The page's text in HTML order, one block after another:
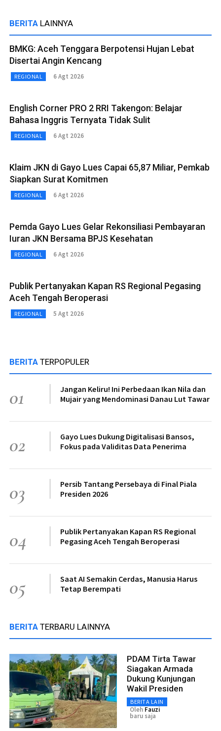
BERITA LAINNYA
BMKG: Aceh Tenggara Berpotensi Hujan Lebat
Disertai Angin Kencang
REGIONAL 6 Agt 2026
English Corner PRO 2 RRI Takengon: Belajar
Bahasa Inggris Ternyata Tidak Sulit
REGIONAL 6 Agt 2026
Klaim JKN di Gayo Lues Capai 65,87 Miliar, Pemkab
Siapkan Surat Komitmen
REGIONAL 6 Agt 2026
Pemda Gayo Lues Gelar Rekonsiliasi Pembayaran
Iuran JKN Bersama BPJS Kesehatan
REGIONAL 6 Agt 2026
Publik Pertanyakan Kapan RS Regional Pegasing
Aceh Tengah Beroperasi
REGIONAL 5 Agt 2026
BERITA TERPOPULER
01
Jangan Keliru! Ini Perbedaan Ikan Nila dan
Mujair yang Mendominasi Danau Lut Tawar
02
Gayo Lues Dukung Digitalisasi Bansos,
Fokus pada Validitas Data Penerima
03
Persib Tantang Persebaya di Final Piala
Presiden 2026
04
Publik Pertanyakan Kapan RS Regional
Pegasing Aceh Tengah Beroperasi
05
Saat AI Semakin Cerdas, Manusia Harus
Tetap Berempati
BERITA TERBARU LAINNYA
PDAM Tirta Tawar
Siagakan Armada
Dukung Kunjungan
Wakil Presiden
BERITA LAIN
Oleh Fauzi
baru saja